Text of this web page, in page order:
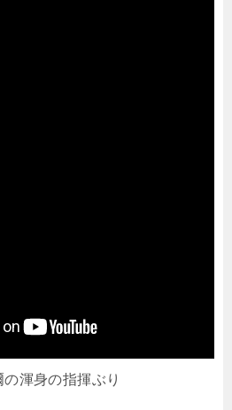
の渾身の指揮ぶり